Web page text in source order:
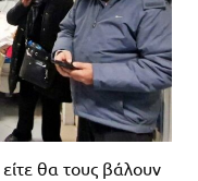
θα τους βάλουν